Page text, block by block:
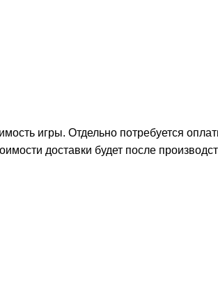
игры. Отдельно потребуется
доставки будет после